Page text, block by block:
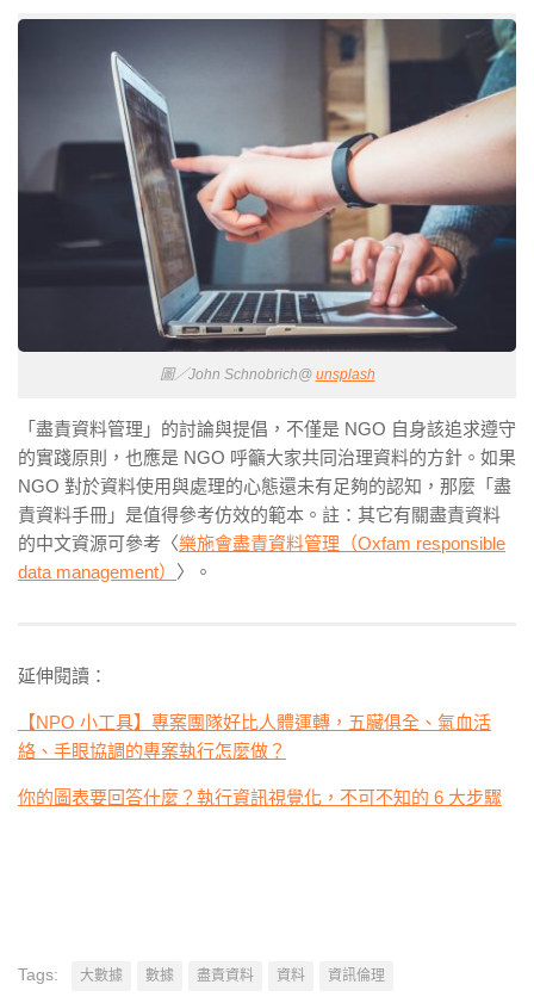
圖／John Schnobrich@ unsplash
「盡責資料管理」的討論與提倡，不僅是 NGO 自身該追求遵守
的實踐原則，也應是 NGO 呼籲大家共同治理資料的方針。如果
NGO 對於資料使用與處理的心態還未有足夠的認知，那麼「盡
責資料手冊」是值得參考仿效的範本。註：其它有關盡責資料
的中文資源可參考〈樂施會盡責資料管理（Oxfam responsible
data management） 〉。
延伸閱讀：
【NPO 小工具】專案團隊好比人體運轉，五臟俱全、氣血活
絡、手眼協調的專案執行怎麼做？
你的圖表要回答什麼？執行資訊視覺化，不可不知的 6 大步驟
Tags: 大數據 數據 盡責資料 資料 資訊倫理